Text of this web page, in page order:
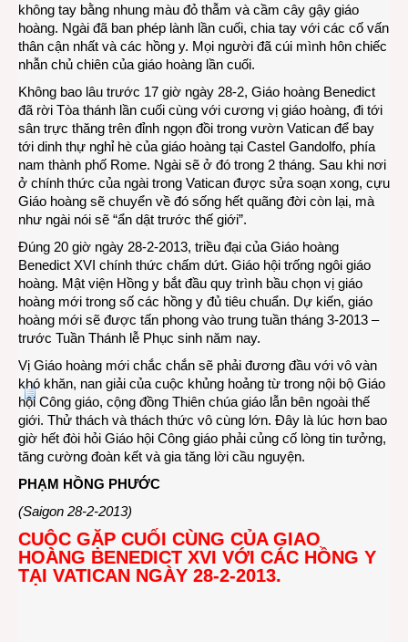
không tay bằng nhung màu đỏ thẫm và cầm cây gậy giáo
hoàng. Ngài đã ban phép lành lần cuối, chia tay với các cố vấn
thân cận nhất và các hồng y. Mọi người đã cúi mình hôn chiếc
nhẫn chủ chiên của giáo hoàng lần cuối.
Không bao lâu trước 17 giờ ngày 28-2, Giáo hoàng Benedict
đã rời Tòa thánh lần cuối cùng với cương vị giáo hoàng, đi tới
sân trực thăng trên đỉnh ngọn đồi trong vườn Vatican để bay
tới dinh thự nghỉ hè của giáo hoàng tại Castel Gandolfo, phía
nam thành phố Rome. Ngài sẽ ở đó trong 2 tháng. Sau khi nơi
ở chính thức của ngài trong Vatican được sửa soạn xong, cựu
Giáo hoàng sẽ chuyển về đó sống hết quãng đời còn lại, mà
như ngài nói sẽ “ẩn dật trước thế giới”.
Đúng 20 giờ ngày 28-2-2013, triều đại của Giáo hoàng
Benedict XVI chính thức chấm dứt. Giáo hội trống ngôi giáo
hoàng. Mật viện Hồng y bắt đầu quy trình bầu chọn vị giáo
hoàng mới trong số các hồng y đủ tiêu chuẩn. Dự kiến, giáo
hoàng mới sẽ được tấn phong vào trung tuần tháng 3-2013 –
trước Tuần Thánh lễ Phục sinh năm nay.
Vị Giáo hoàng mới chắc chắn sẽ phải đương đầu với vô vàn
khó khăn, nan giải của cuộc khủng hoảng từ trong nội bộ Giáo
hội Công giáo, cộng đồng Thiên chúa giáo lẫn bên ngoài thế
giới. Thử thách và thách thức vô cùng lớn. Đây là lúc hơn bao
giờ hết đòi hỏi Giáo hội Công giáo phải củng cố lòng tin tưởng,
tăng cường đoàn kết và gia tăng lời cầu nguyện.
PHẠM HỒNG PHƯỚC
(Saigon 28-2-2013)
CUỘC GẶP CUỐI CÙNG CỦA GIAO
HOÀNG BENEDICT XVI VỚI CÁC HỒNG Y
TẠI VATICAN NGÀY 28-2-2013.